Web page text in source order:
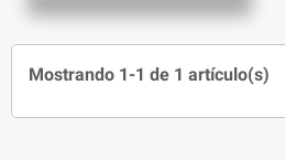
Mostrando 1-1 de 1 artículo(s)